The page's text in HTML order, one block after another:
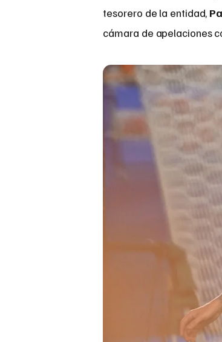
tesorero de la entidad,
cámara de apelaciones